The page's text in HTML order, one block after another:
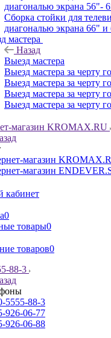
диагональю экрана 56"-
Сборка стойки для
диагональю экрана 66" и
мастера
Назад
Выезд мастера
Выезд мастера за черту
Выезд мастера за черту
Выезд мастера за черту
Выезд мастера за черту
магазин KROMAX.RU
магазин
магазин
кабинет
0
товары0
товаров0
88-3
5555-88-3
926-06-77
926-06-88